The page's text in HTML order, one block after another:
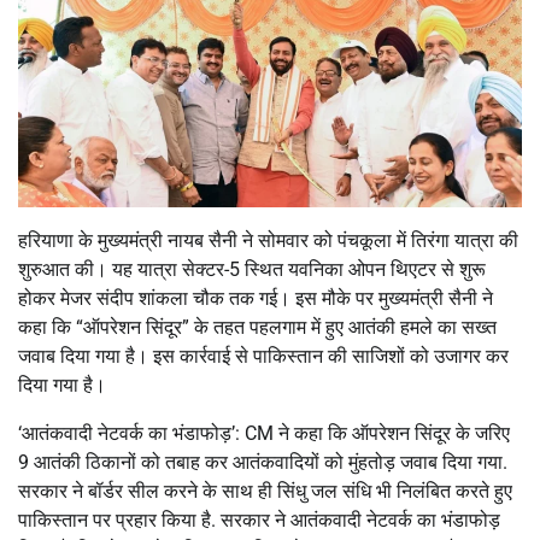
हरियाणा के मुख्यमंत्री नायब सैनी ने सोमवार को पंचकूला में तिरंगा यात्रा की
शुरुआत की। यह यात्रा सेक्टर-5 स्थित यवनिका ओपन थिएटर से शुरू
होकर मेजर संदीप शांकला चौक तक गई। इस मौके पर मुख्यमंत्री सैनी ने
कहा कि “ऑपरेशन सिंदूर” के तहत पहलगाम में हुए आतंकी हमले का सख्त
जवाब दिया गया है। इस कार्रवाई से पाकिस्तान की साजिशों को उजागर कर
दिया गया है।
‘आतंकवादी नेटवर्क का भंडाफोड़’: CM ने कहा कि ऑपरेशन सिंदूर के जरिए
9 आतंकी ठिकानों को तबाह कर आतंकवादियों को मुंहतोड़ जवाब दिया गया.
सरकार ने बॉर्डर सील करने के साथ ही सिंधु जल संधि भी निलंबित करते हुए
पाकिस्तान पर प्रहार किया है. सरकार ने आतंकवादी नेटवर्क का भंडाफोड़